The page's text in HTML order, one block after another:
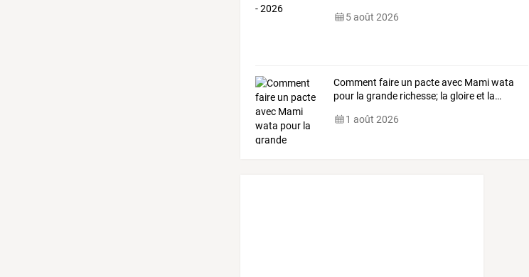
5 août 2026
Comment faireun pacteavecMamiwata
pourla granderichesse;la gloireet la…
1 août 2026